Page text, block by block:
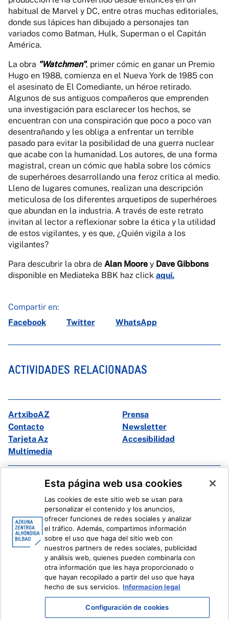
habitual de Marvel y DC, entre otras muchas editoriales,
donde sus lápices han dibujado a personajes tan
variados como Batman, Hulk, Superman o el Capitán
América.
La obra "Watchmen", primer cómic en ganar un Premio
Hugo en 1988, comienza en el Nueva York de 1985 con
el asesinato de El Comediante, un héroe retirado.
Algunos de sus antiguos compañeros que emprenden
una investigación para esclarecer los hechos, se
encuentran con una conspiración que poco a poco van
desentrañando y les obliga a enfrentar un terrible
pasado para evitar la posibilidad de una guerra nuclear
que acabe con la humanidad. Los autores, de una forma
magistral, crean un cómic que habla sobre los cómics
de superhéroes desarrollando una feroz crítica al medio.
Lleno de lugares comunes, realizan una descripción
meticulosa de los diferentes arquetipos de superhéroes
que abundan en la industria. A través de este retrato
invitan al lector a reflexionar sobre la ética y la utilidad
de estos vigilantes, y es que, ¿Quién vigila a los
vigilantes?
Para descubrir la obra de Alan Moore y Dave Gibbons
disponible en Mediateka BBK haz click aquí.
Compartir en:
Facebook
Twitter WhatsApp
ACTIVIDADES RELACIONADAS
ArtxiboAZ
Prensa
Contacto
Newsletter
Tarjeta Az
Accesibilidad
Multimedia
Facebook
X
Ivoox
Información legal Sistema Interno de Información
Esta página web usa cookies
Las cookies de este sitio web se usan para
personalizar el contenido y los anuncios,
ofrecer funciones de redes sociales y analizar
el tráfico. Además, compartimos información
sobre el uso que haga del sitio web con
nuestros partners de redes sociales, publicidad
y análisis web, quienes pueden combinarla con
otra información que les haya proporcionado o
que hayan recopilado a partir del uso que haya
hecho de sus servicios. Informacion legal
Configuración de cookies